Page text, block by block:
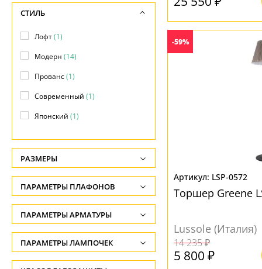
-59%
LSP-0572
Торшер Greene
Lussole (Италия)
14 235 ₽
5 800 ₽
СТИЛЬ
Лофт(1)
Модерн (14)
Прованс(1)
Современный (1)
Японский (1)
РАЗМЕРЫ
Высота, см
-
Ширина, см
-
Диаметр, см
ПАРАМЕТРЫ ПЛАФОНОВ
ФОРМА ПЛАФОНА
Абажур(1)
Декоративный(1)
ПАРАМЕТРЫ АРМАТУРЫ
ЦВЕТ АРМАТУРЫ
Венге(1)
ПАРАМЕТРЫ ЛАМПОЧЕК
Количество ламп